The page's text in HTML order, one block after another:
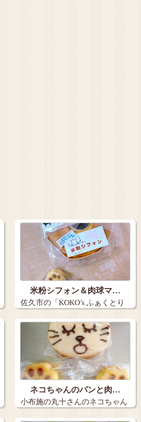
米粉シフォン＆肉球マ…
佐久市の「KOKO’s ふぁくとり
ー」さ…
ネコちゃんのパンと肉…
小布施の丸十さんのネコちゃん
のパンと肉球…